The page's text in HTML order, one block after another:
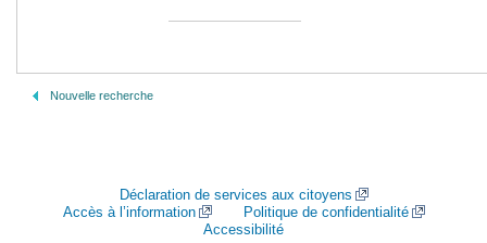
Nouvelle recherche
Déclaration de services aux citoyens
Accès à l’information
Politique de confidentialité
Accessibilité